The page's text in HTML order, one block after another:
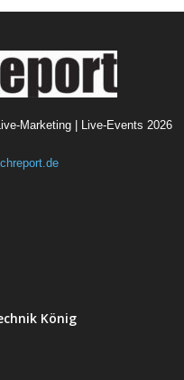
Marketing | Live-Events 2026
König